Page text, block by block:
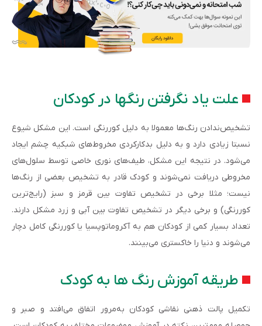
علت یاد نگرفتن رنگها در کودکان
تشخیص‌ندادن رنگ‌ها معمولا به دلیل کوررنگی است. این مشکل شیوع
نسبتا زیادی دارد و به دلیل بدکارکردی مخروط‌های شبکیه چشم ایجاد
می‌شود. در نتیجه این مشکل، طیف‌های نوری خاصی توسط سلول‌های
مخروطی دریافت نمی‌شوند و کودک قادر به تشخیص بعضی از رنگ‌ها
نیست؛ مثلا برخی در تشخیص تفاوت بین قرمز و سبز (رایج‌ترین
کوررنگی) و برخی دیگر در تشخیص تفاوت بین آبی و زرد مشکل دارند.
تعداد بسیار کمی از کودکان هم به آکروماتوپسیا یا کوررنگی کامل دچار
می‌شوند و دنیا را خاکستری می‌بینند.
طریقه آموزش رنگ ها به کودک
تکمیل پالت ذهنی نقاشی کودکان به‌مرور اتفاق می‌افتد و صبر و